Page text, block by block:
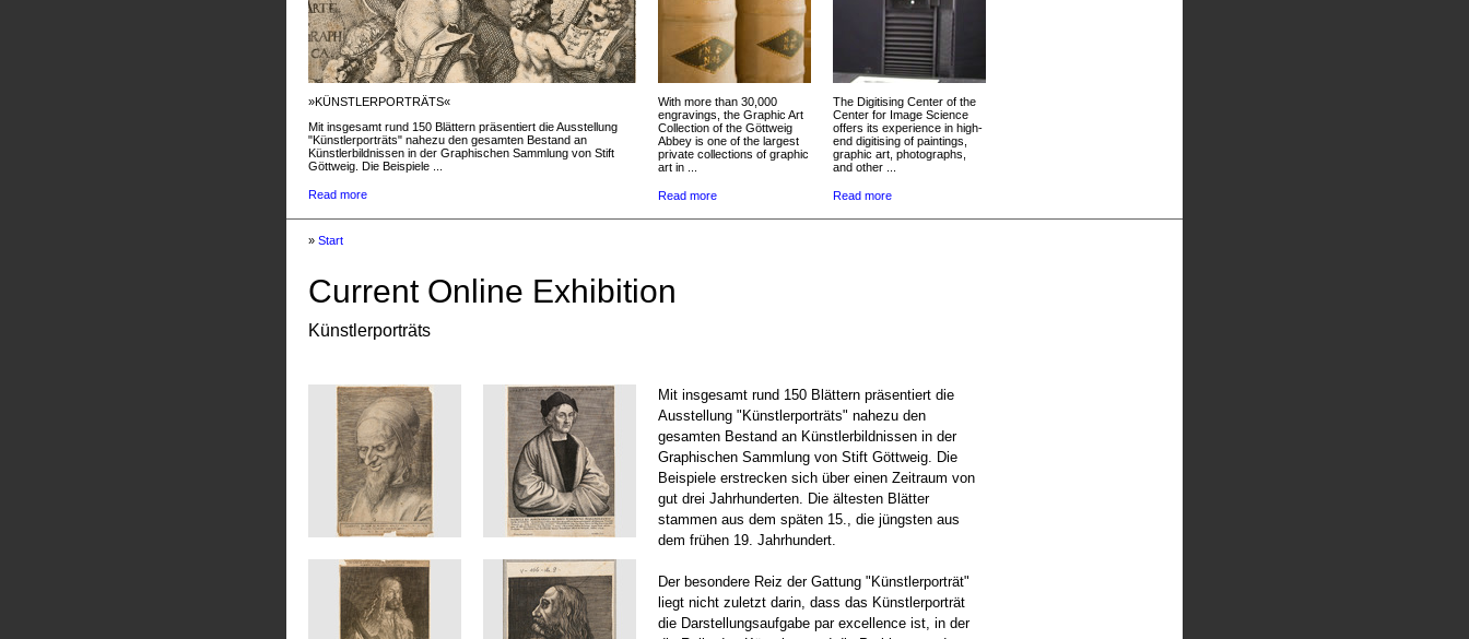
»KÜNSTLERPORTRÄTS«
Mit insgesamt rund 150 Blättern präsentiert die Ausstellung
"Künstlerporträts" nahezu den gesamten Bestand an
Künstlerbildnissen in der Graphischen Sammlung von Stift
Göttweig. Die Beispiele ...
Read more
With more than 30,000
engravings, the Graphic Art
Collection of the Göttweig
Abbey is one of the largest
private collections of graphic
art in ...
Read more
The Digitising Center of the
Center for Image Science
offers its experience in high-
end digitising of paintings,
graphic art, photographs,
and other ...
Read more
» Start
Current Online Exhibition
Künstlerporträts
Mit insgesamt rund 150 Blättern präsentiert die
Ausstellung "Künstlerporträts" nahezu den
gesamten Bestand an Künstlerbildnissen in der
Graphischen Sammlung von Stift Göttweig. Die
Beispiele erstrecken sich über einen Zeitraum von
gut drei Jahrhunderten. Die ältesten Blätter
stammen aus dem späten 15., die jüngsten aus
dem frühen 19. Jahrhundert.
Der besondere Reiz der Gattung "Künstlerporträt"
liegt nicht zuletzt darin, dass das Künstlerporträt
die Darstellungsaufgabe par excellence ist, in der